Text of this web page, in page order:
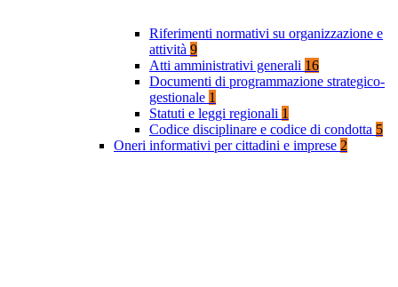
Riferimenti normativi su organizzazione e
attività 9
Atti amministrativi generali 16
Documenti di programmazione strategico-
gestionale 1
Statuti e leggi regionali 1
Codice disciplinare e codice di condotta 5
Oneri informativi per cittadini e imprese 2